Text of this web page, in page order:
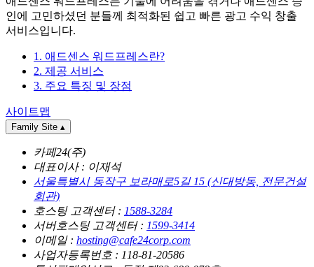
인에 고민하셨던 분들께 최적화된 쉽고 빠른 광고 수익 창출
서비스입니다.
1. 애드센스 워드프레스란?
2. 제공 서비스
3. 주요 특징 및 장점
사이트맵
Family Site ▴
카페24(주)
대표이사 : 이재석
서울특별시 동작구 보라매로5길 15 (신대방동, 전문건설
회관)
호스팅 고객센터 : 1588-3284
서버호스팅 고객센터 : 1599-3414
이메일 : hosting@cafe24corp.com
사업자등록번호 : 118-81-20586